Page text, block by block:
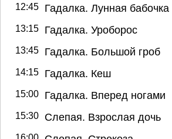
12:45 Гадалка. Лунная бабочка
13:15 Гадалка. Уроборос
13:45 Гадалка. Большой гроб
14:15 Гадалка. Кеш
15:00 Гадалка. Вперед ногами
15:30 Слепая. Взрослая дочь